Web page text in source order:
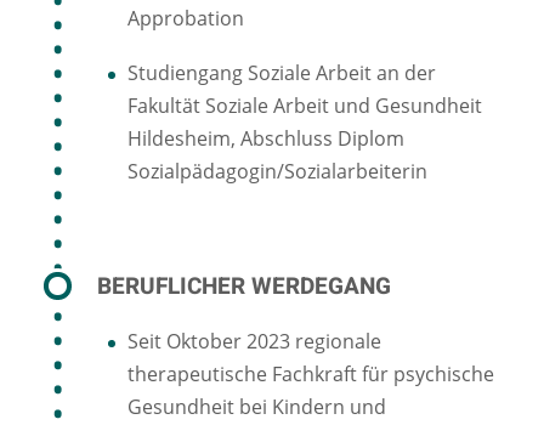
Approbation
Studiengang Soziale Arbeit an der
Fakultät Soziale Arbeit und Gesundheit
Hildesheim, Abschluss Diplom
Sozialpädagogin/Sozialarbeiterin
BERUFLICHER WERDEGANG
Seit Oktober 2023 regionale
therapeutische Fachkraft für psychische
Gesundheit bei Kindern und